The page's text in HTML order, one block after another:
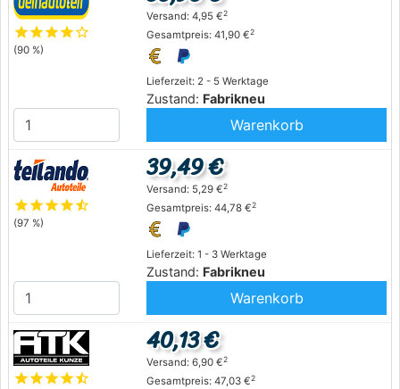
starstarstarstarstar_outline
(90 %)
Lieferzeit: 2 - 5 Werktage
Zustand: Fabrikneu
Versand: 4,95 €2
Gesamtpreis: 41,90 €2
Warenkorb
starstarstarstarstar_half
(97 %)
Lieferzeit: 1 - 3 Werktage
Zustand: Fabrikneu
39,49 €
Versand: 5,29 €2
Gesamtpreis: 44,78 €2
Warenkorb
starstarstarstarstar_half
40,13 €
Versand: 6,90 €2
Gesamtpreis: 47,03 €2